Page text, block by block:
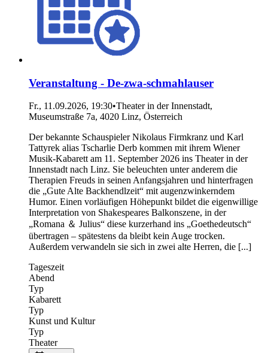
Veranstaltung - De-zwa-schmahlauser
Fr., 11.09.2026, 19:30•Theater in der Innenstadt,
Museumstraße 7a, 4020 Linz, Österreich
Der bekannte Schauspieler Nikolaus Firmkranz und Karl
Tattyrek alias Tscharlie Derb kommen mit ihrem Wiener
Musik-Kabarett am 11. September 2026 ins Theater in der
Innenstadt nach Linz. Sie beleuchten unter anderem die
Therapien Freuds in seinen Anfangsjahren und hinterfragen
die „Gute Alte Backhendlzeit“ mit augenzwinkerndem
Humor. Einen vorläufigen Höhepunkt bildet die eigenwillige
Interpretation von Shakespeares Balkonszene, in der
„Romana ＆ Julius“ diese kurzerhand ins „Goethedeutsch“
übertragen – spätestens da bleibt kein Auge trocken.
Außerdem verwandeln sie sich in zwei alte Herren, die [...]
Tageszeit
Abend
Typ
Kabarett
Typ
Kunst und Kultur
Typ
Theater